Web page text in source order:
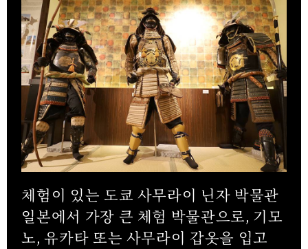
체험이 있는 도쿄 사무라이 닌자 박물관
일본에서 가장 큰 체험 박물관으로, 기모
노, 유카타 또는 사무라이 갑옷을 입고